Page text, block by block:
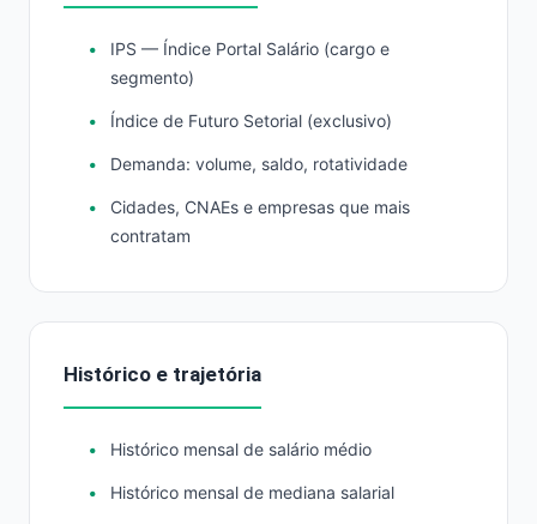
IPS — Índice Portal Salário (cargo e
segmento)
Índice de Futuro Setorial (exclusivo)
Demanda: volume, saldo, rotatividade
Cidades, CNAEs e empresas que mais
contratam
Histórico e trajetória
Histórico mensal de salário médio
Histórico mensal de mediana salarial